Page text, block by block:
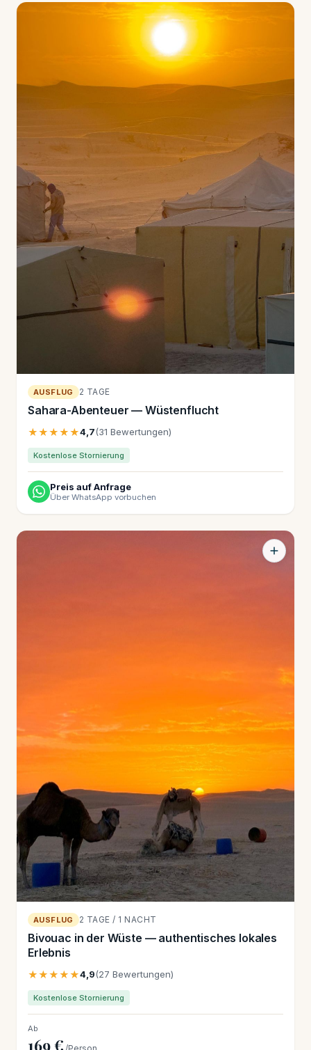
AUSFLUG 2 TAGE
Sahara-Abenteuer — Wüstenflucht
★★★★★4,7(31 Bewertungen)
Kostenlose Stornierung
Preis auf Anfrage
Über WhatsApp vorbuchen
AUSFLUG 2 TAGE / 1 NACHT
Bivouac in der Wüste — authentisches lokales
Erlebnis
★★★★★4,9(27 Bewertungen)
Kostenlose Stornierung
Ab
169 €